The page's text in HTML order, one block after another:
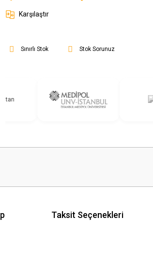
Karşılaştır
Sınırlı Stok Stok Sorunuz
Taksit Seçenekleri